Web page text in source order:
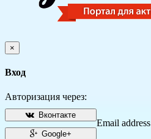
×
Вход
Авторизация через:
Вконтакте
Google+
Email address